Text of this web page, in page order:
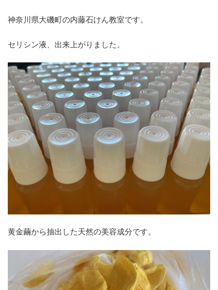
神奈川県大磯町の内藤石けん教室です。
セリシン液、出来上がりました。
黄金繭から抽出した天然の美容成分です。